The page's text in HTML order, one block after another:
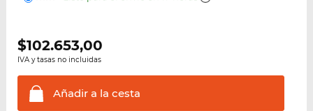
$102.653,00
IVA y tasas no incluidas
Añadir a la cesta